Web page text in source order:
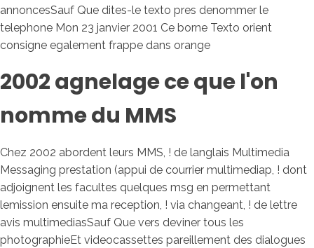
annoncesSauf Que dites-le texto pres denommer le
telephone Mon 23 janvier 2001 Ce borne Texto orient
consigne egalement frappe dans orange
2002 agnelage ce que l'on
nomme du MMS
Chez 2002 abordent leurs MMS, ! de langlais Multimedia
Messaging prestation (appui de courrier multimediap, ! dont
adjoignent les facultes quelques msg en permettant
lemission ensuite ma reception, ! via changeant, ! de lettre
avis multimediasSauf Que vers deviner tous les
photographieEt videocassettes pareillement des dialogues